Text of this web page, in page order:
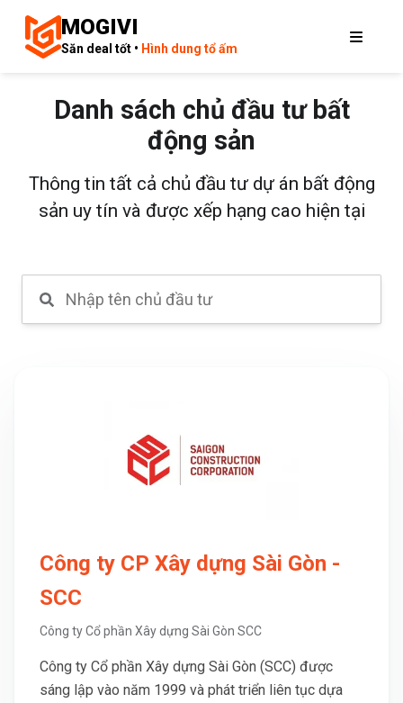
MOGIVI
Săn deal tốt • Hình dung tổ ấm
Danh sách chủ đầu tư bất
động sản
Thông tin tất cả chủ đầu tư dự án bất động
sản uy tín và được xếp hạng cao hiện tại
Công ty CP Xây dựng Sài Gòn -
SCC
Công ty Cổ phần Xây dựng Sài Gòn SCC
Công ty Cổ phần Xây dựng Sài Gòn (SCC) được
sáng lập vào năm 1999 và phát triển liên tục dựa